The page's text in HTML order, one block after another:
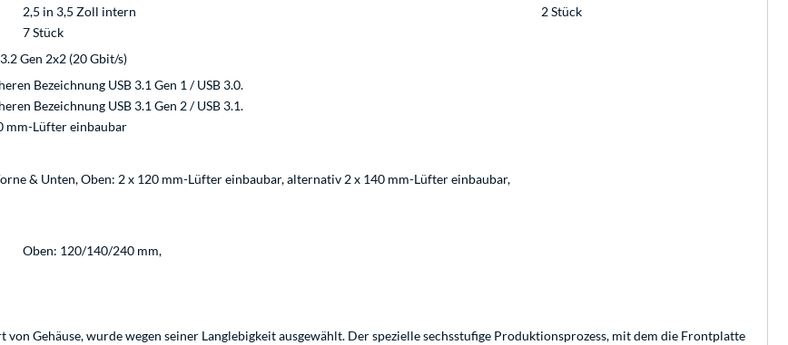
2,5 in 3,5 Zoll intern
2 Stück
7 Stück
Gen 2x2 (20 Gbit/s)
Bezeichnung USB 3.1 Gen 1 / USB 3.0.
Bezeichnung USB 3.1 Gen 2 / USB 3.1.
mm-Lüfter einbaubar
& Unten, Oben: 2 x 120 mm-Lüfter einbaubar, alternativ 2 x 140 mm-Lüfter einbaubar,
Oben: 120/140/240 mm,
Gehäuse, wurde wegen seiner Langlebigkeit ausgewählt. Der spezielle sechsstufige Produktionsprozess, mit dem die Frontplatte